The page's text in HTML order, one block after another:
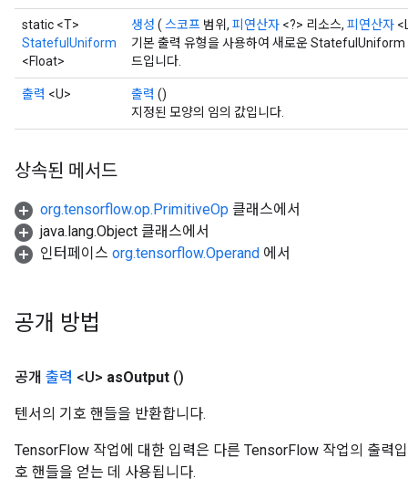
static <T>
StatefulUniform
<Float>
생성 ( 스코프 범위, 피연산자 <?> 리소스, 피연산자
기본 출력 유형을 사용하여 새로운 StatefulUniform
드입니다.
출력 <U> 출력 ()
지정된 모양의 임의 값입니다.
상속된 메서드
org.tensorflow.op.PrimitiveOp 클래스에서
java.lang.Object 클래스에서
인터페이스 org.tensorflow.Operand 에서
공개 방법
공개 출력 <U> asOutput ()
텐서의 기호 핸들을 반환합니다.
TensorFlow 작업에 대한 입력은 다른 TensorFlow 작업의 출력
호 핸들을 얻는 데 사용됩니다.